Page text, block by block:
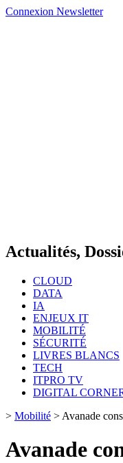
Connexion Newsletter
Actualités,
CLOUD
DATA
IA
ENJEUX IT
MOBILITÉ
SÉCURITÉ
LIVRES BLANCS
TECH
ITPRO TV
DIGITAL
> Mobilité > Avanade
Avanade